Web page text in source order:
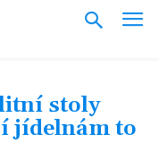
stoly
jídelnám to